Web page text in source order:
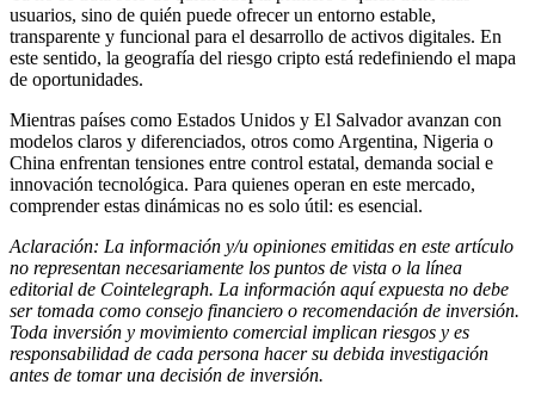
usuarios, sino de quién puede ofrecer un entorno estable,
transparente y funcional para el desarrollo de activos digitales. En
este sentido, la geografía del riesgo cripto está redefiniendo el mapa
de oportunidades.
Mientras países como Estados Unidos y El Salvador avanzan con
modelos claros y diferenciados, otros como Argentina, Nigeria o
China enfrentan tensiones entre control estatal, demanda social e
innovación tecnológica. Para quienes operan en este mercado,
comprender estas dinámicas no es solo útil: es esencial.
Aclaración: La información y/u opiniones emitidas en este artículo
no representan necesariamente los puntos de vista o la línea
editorial de Cointelegraph. La información aquí expuesta no debe
ser tomada como consejo financiero o recomendación de inversión.
Toda inversión y movimiento comercial implican riesgos y es
responsabilidad de cada persona hacer su debida investigación
antes de tomar una decisión de inversión.